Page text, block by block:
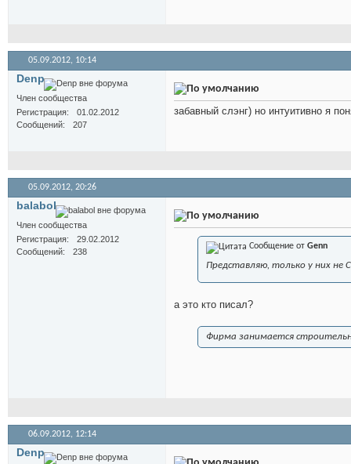
05.09.2012, 10:14
Denp
Член сообщества
Регистрация
01.02.2012
Сообщений
207
забавный слэнг) но интуитивно я
05.09.2012, 20:26
balabol
Член сообщества
Регистрация
29.02.2012
Сообщений
238
Сообщение от Genn
Представляю, только у них
а это кто писал?
Фирма занимается
06.09.2012, 12:14
Denp